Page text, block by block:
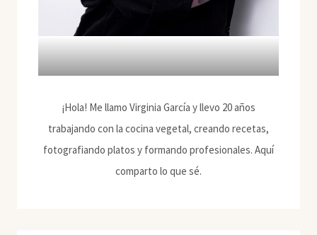
¡Hola! Me llamo Virginia García y llevo 20 años
trabajando con la cocina vegetal, creando recetas,
fotografiando platos y formando profesionales. Aquí
comparto lo que sé.